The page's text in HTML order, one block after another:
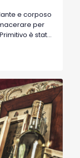
e corposo
per
è stata
della
dall’anima
aggiunte di
Greci
nella tenuta